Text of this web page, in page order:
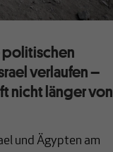
politischen
verlaufen –
nicht länger von
und Ägypten am